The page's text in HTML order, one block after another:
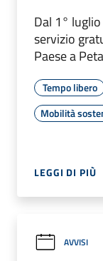
Dal 1°
servizio
Paese a
Tempo libero
Mobilità
LEGGI DI PIÙ
AVVISI